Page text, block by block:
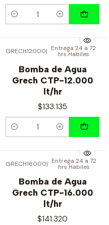
Cantidad
GRECH12000| Entrega 24 a 72
hrs Habiles
Bomba de Agua
Grech CTP-12.000
lt/hr
$133.135
Cantidad
GRECH16000| Entrega 24 a 72
hrs Habiles
Bomba de Agua
Grech CTP-16.000
lt/hr
$141.320